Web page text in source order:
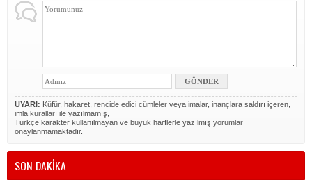
UYARI: Küfür, hakaret, rencide edici cümleler veya imalar, inançlara saldırı içeren,
imla kuralları ile yazılmamış,
Türkçe karakter kullanılmayan ve büyük harflerle yazılmış yorumlar
onaylanmamaktadır.
SON DAKİKA